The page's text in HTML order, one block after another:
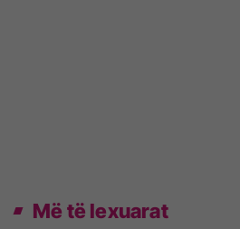
Më të lexuarat